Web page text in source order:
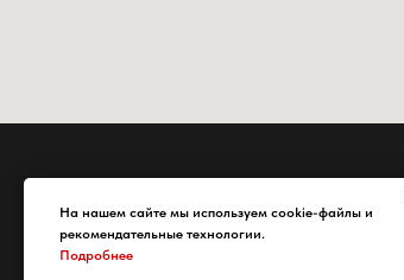
Информация на
публичной
Гражданского
На нашем сайте мы используем cookie-файлы и
рекомендательные технологии.
Подробнее